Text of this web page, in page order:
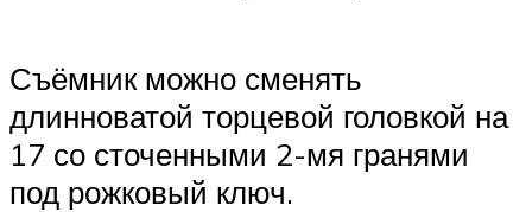
Съёмник можно сменять
длинноватой торцевой головкой на
17 со сточенными 2-мя гранями
под рожковый ключ.